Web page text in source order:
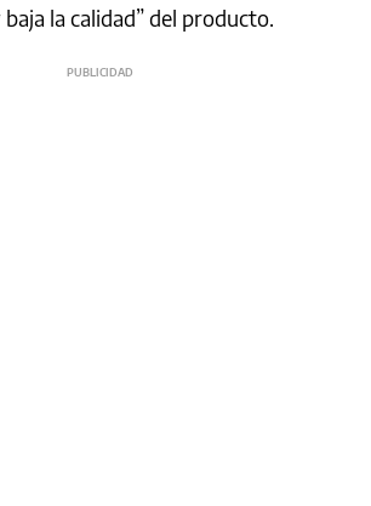
la calidad” del producto.